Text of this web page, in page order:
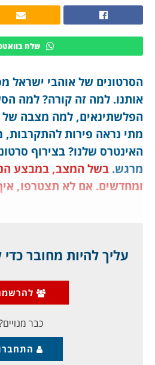
שלח
הסרטונים של אוהבי ישראל
אותנו. למה זה קורה? למה
הפלשתינאים, למה מצבה של
מתי נראה פירות להתקרבות,
האינטרס שלנו? בצירוף
מרגש. בשל המצב, במבצע
ומחדשים. אם לא תצטרפו,
כבר לא רק ברשתות
בערבית את הפרשן והסופר
על היחסים עם ישראל. פעם
עליך להיות מחובר
כבר